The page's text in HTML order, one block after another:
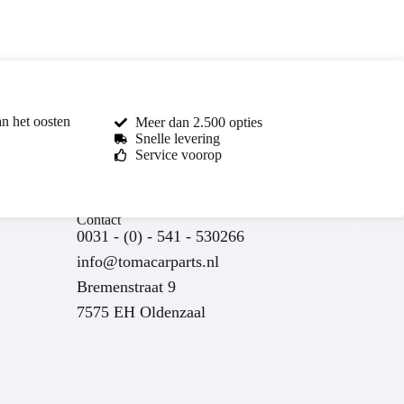
het oosten
Meer dan 2.500 opties
Snelle levering
Service voorop
Contact
0031 - (0) - 541 - 530266
info@tomacarparts.nl
Bremenstraat 9
7575 EH Oldenzaal